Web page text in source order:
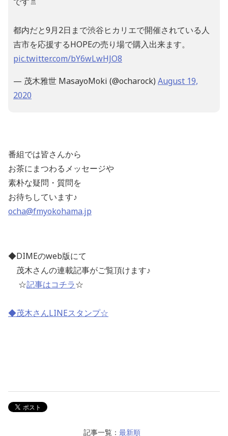
都内だと9月2日まで渋谷ヒカリエで開催されている人
吉市を応援するHOPEの売り場で購入出来ます。
pic.twitter.com/bY6wLwHJO8
— 茂木雅世 MasayoMoki (@ocharock) August 19,
2020
番組では皆さんから
お茶にまつわるメッセージや
素朴な疑問・質問を
お待ちしています♪
ocha@fmyokohama.jp
◆DIMEのweb版にて
茂木さんの連載記事がご覧頂けます♪
☆記事はコチラ☆
◆茂木さんLINEスタンプ☆
記事一覧： 最新順